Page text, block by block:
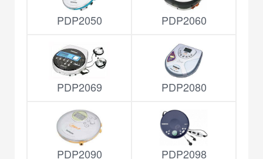
PDP2050 PDP2060
PDP2069 PDP2080
PDP2090 PDP2098